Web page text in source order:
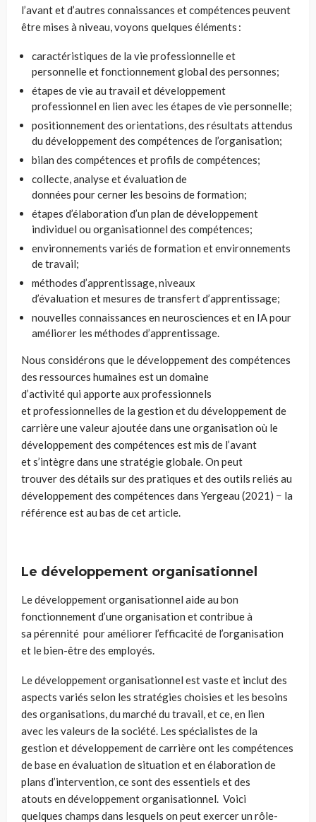
l’avant et d’autres connaissances et compétences peuvent
être mises à niveau, voyons quelques éléments :
caractéristiques de la vie professionnelle et
personnelle et fonctionnement global des personnes;
étapes de vie au travail et développement
professionnel en lien avec les étapes de vie personnelle;
positionnement des orientations, des résultats attendus
du développement des compétences de l’organisation;
bilan des compétences et profils de compétences;
collecte, analyse et évaluation de
données pour cerner les besoins de formation;
étapes d’élaboration d’un plan de développement
individuel ou organisationnel des compétences;
environnements variés de formation et environnements
de travail;
méthodes d’apprentissage, niveaux
d’évaluation et mesures de transfert d’apprentissage;
nouvelles connaissances en neurosciences et en IA pour
améliorer les méthodes d’apprentissage.
Nous considérons que le développement des compétences
des ressources humaines est un domaine
d’activité qui apporte aux professionnels
et professionnelles de la gestion et du développement de
carrière une valeur ajoutée dans une organisation où le
développement des compétences est mis de l’avant
et s’intègre dans une stratégie globale. On peut
trouver des détails sur des pratiques et des outils reliés au
développement des compétences dans Yergeau (2021) − la
référence est au bas de cet article.
Le développement organisationnel
Le développement organisationnel aide au bon
fonctionnement d’une organisation et contribue à
sa pérennité pour améliorer l’efficacité de l’organisation
et le bien-être des employés.
Le développement organisationnel est vaste et inclut des
aspects variés selon les stratégies choisies et les besoins
des organisations, du marché du travail, et ce, en lien
avec les valeurs de la société. Les spécialistes de la
gestion et développement de carrière ont les compétences
de base en évaluation de situation et en élaboration de
plans d’intervention, ce sont des essentiels et des
atouts en développement organisationnel. Voici
quelques champs dans lesquels on peut exercer un rôle-